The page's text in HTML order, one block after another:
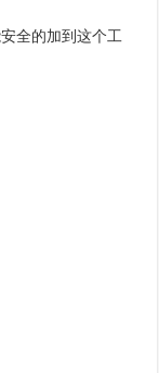
全的加到这个工